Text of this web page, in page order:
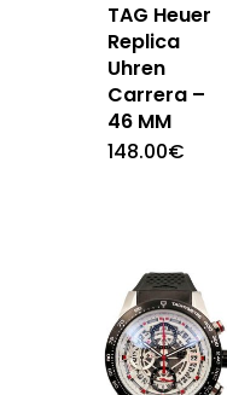
TAG Heuer
Replica
Uhren
Carrera –
46 MM
148.00€